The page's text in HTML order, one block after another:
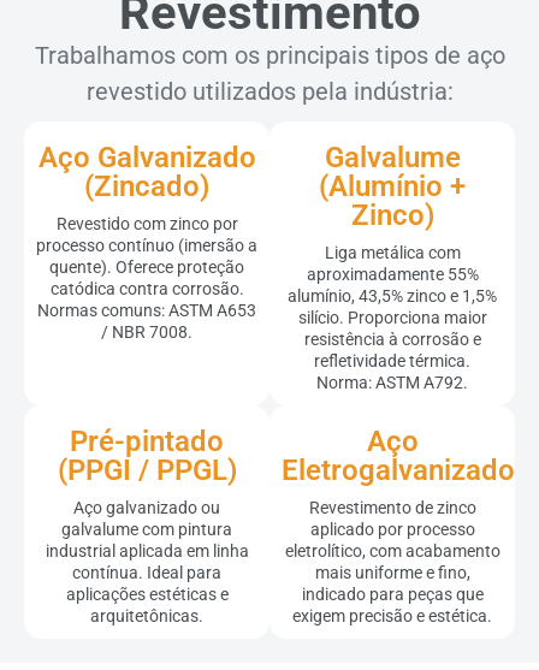
Revestimento
Trabalhamos com os principais tipos de aço
revestido utilizados pela indústria:
Aço Galvanizado
(Zincado)
Revestido com zinco por
processo contínuo (imersão a
quente). Oferece proteção
catódica contra corrosão.
Normas comuns: ASTM A653
/ NBR 7008.
Galvalume
(Alumínio +
Zinco)
Liga metálica com
aproximadamente 55%
alumínio, 43,5% zinco e 1,5%
silício. Proporciona maior
resistência à corrosão e
refletividade térmica.
Norma: ASTM A792.
Pré-pintado
(PPGI / PPGL)
Aço galvanizado ou
galvalume com pintura
industrial aplicada em linha
contínua. Ideal para
aplicações estéticas e
arquitetônicas.
Aço
Eletrogalvanizado
Revestimento de zinco
aplicado por processo
eletrolítico, com acabamento
mais uniforme e fino,
indicado para peças que
exigem precisão e estética.